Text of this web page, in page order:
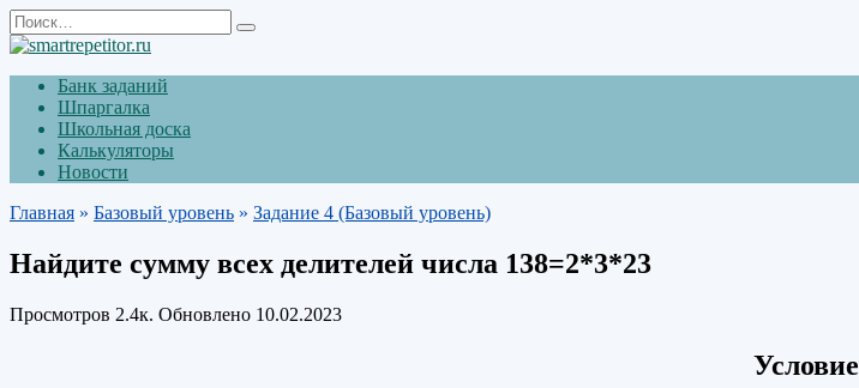
Перейти
к
содержанию
Search
for:
Банк заданий
Шпаргалка
Школьная доска
Калькуляторы
Новости
Главная » Базовый уровень » Задание 4 (Базовый уровень)
Найдите сумму всех делителей числа 138=2*3*23
Просмотров 2.4к. Обновлено 10.02.2023
Условие